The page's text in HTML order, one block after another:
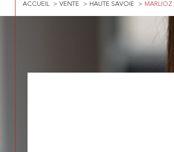
ACCUEIL VENTE HAUTE SAVOIE MARLIOZ